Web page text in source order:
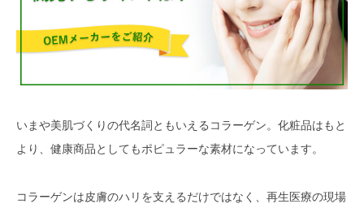
いまや美肌づくりの代名詞ともいえるコラーゲン。化粧品はもと
より、健康商品としてもポピュラーな素材になっています。
コラーゲンは皮膚のハリを支えるだけではなく、再生医療の現場